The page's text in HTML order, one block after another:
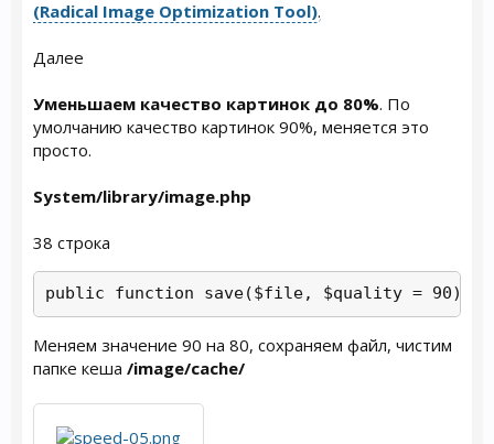
(Radical Image Optimization Tool).
Далее
Уменьшаем качество картинок до 80%. По
умолчанию качество картинок 90%, меняется это
просто.
System/library/image.php
38 строка
public function save($file, $quality = 90) {
Меняем значение 90 на 80, сохраняем файл, чистим
папке кеша /image/cache/